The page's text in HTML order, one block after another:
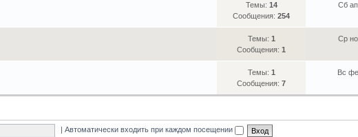
Темы: 14
Сообщения:254
Сб
Темы: 1
Сообщения:1
Ср
Темы: 1
Сообщения:7
Вс
Автоматически входить при каждом посещении